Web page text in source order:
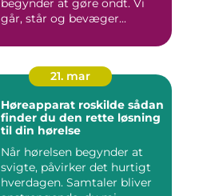
begynder at gøre ondt. Vi
går, står og bevæger...
21. mar
Høreapparat roskilde sådan
finder du den rette løsning
til din hørelse
Når hørelsen begynder at
svigte, påvirker det hurtigt
hverdagen. Samtaler bliver